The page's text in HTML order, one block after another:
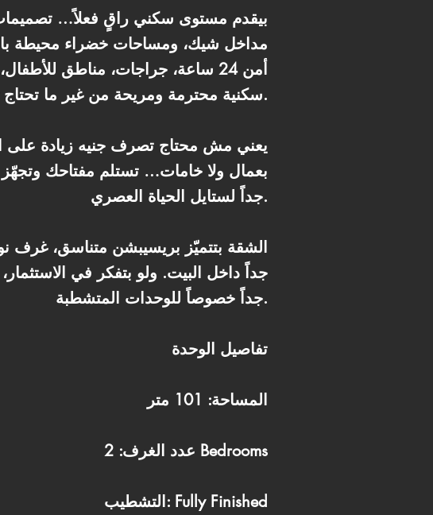
مداخل شيك، ومساحات خضراء محيطة
أمن 24 ساعة، جراجات، مناطق
سكنية محترمة ومريحة من غير ما تحتاج تخرج برا الكمبوند كتير.
بعمال ولا خامات… تستلم مفتاحك
جداً لستايل الحياة العصري.
الشقة بتتميّز بريسيبشن متناسق، غرف
جداً داخل البيت. ولو بتفكر في
جداً خصوصاً للوحدات المتشطبة.
تفاصيل الوحدة
المساحة: 101 متر
عدد الغرف: 2 Bedrooms
التشطيب: Fully Finished